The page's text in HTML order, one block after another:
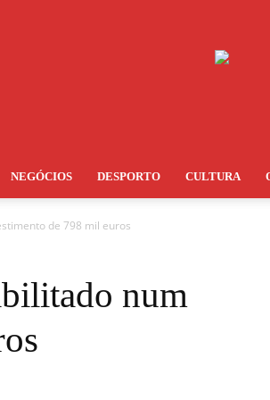
NEGÓCIOS DESPORTO CULTURA
de 798 mil euros
num